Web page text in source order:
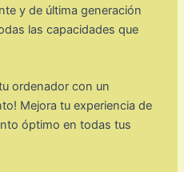
y de última generación
las capacidades que
ordenador con un
Mejora tu experiencia de
óptimo en todas tus